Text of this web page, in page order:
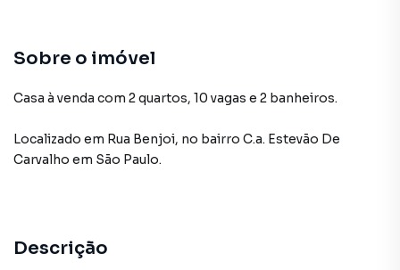
Sobre o imóvel
Casa à venda com 2 quartos, 10 vagas e 2 banheiros.
Localizado em Rua Benjoi, no bairro C.a. Estevão De
Carvalho em São Paulo.
Descrição